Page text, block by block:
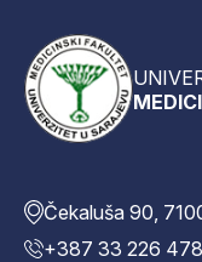
Čekaluša 90,
+387 33 226 478